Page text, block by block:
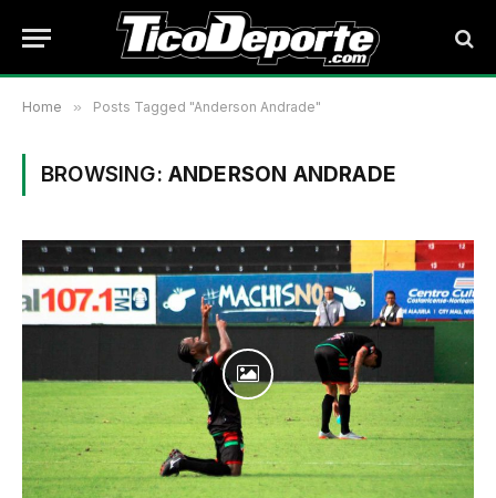
Home » Posts Tagged "Anderson Andrade"
BROWSING: ANDERSON ANDRADE